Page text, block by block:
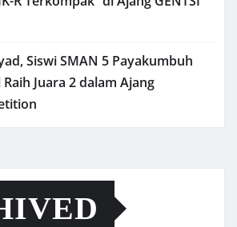
Siswi SMAN 5 Payakumbuh
Juara 2 dalam Ajang